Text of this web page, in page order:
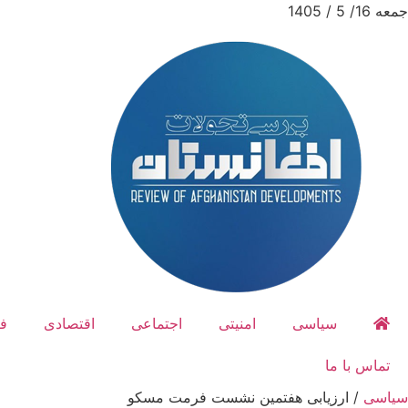
جمعه 16/ 5 / 1405
سیاسی امنیتی اجتماعی اقتصادی
تماس با ما
سیاسی / ارزیابی هفتمین نشست فرمت مسکو